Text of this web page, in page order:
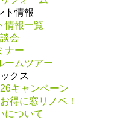
ト情報
情報一覧
会
ナー
ームツアー
クス
キャンペーン
得に窓リノベ！
について